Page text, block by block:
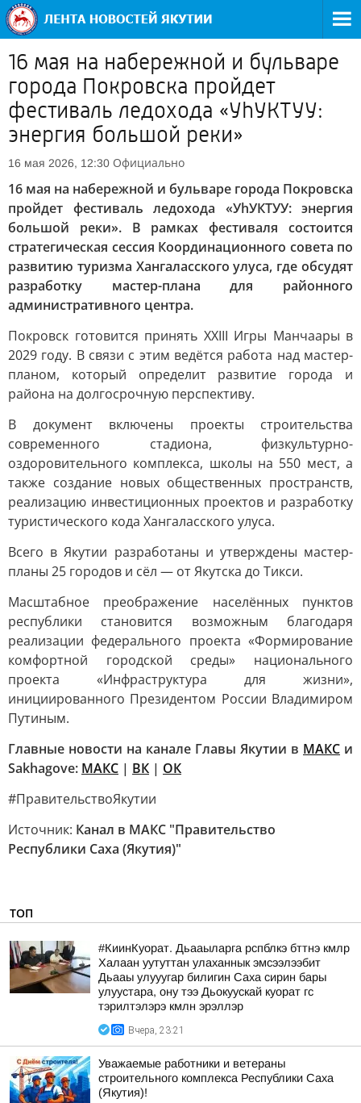
16 мая на набережной и бульваре
города Покровска пройдет
фестиваль ледохода «УhУКТУУ:
энергия большой реки»
16 мая 2026, 12:30 Официально
16 мая на набережной и бульваре города Покровска
пройдет фестиваль ледохода «УhУКТУУ: энергия
большой реки». В рамках фестиваля состоится
стратегическая сессия Координационного совета по
развитию туризма Хангаласского улуса, где обсудят
разработку мастер-плана для районного
административного центра.
Покровск готовится принять XXIII Игры Манчаары в
2029 году. В связи с этим ведётся работа над мастер-
планом, который определит развитие города и
района на долгосрочную перспективу.
В документ включены проекты строительства
современного стадиона, физкультурно-
оздоровительного комплекса, школы на 550 мест, а
также создание новых общественных пространств,
реализацию инвестиционных проектов и разработку
туристического кода Хангаласского улуса.
Всего в Якутии разработаны и утверждены мастер-
планы 25 городов и сёл — от Якутска до Тикси.
Масштабное преображение населённых пунктов
республики становится возможным благодаря
реализации федерального проекта «Формирование
комфортной городской среды» национального
проекта «Инфраструктура для жизни»,
инициированного Президентом России Владимиром
Путиным.
Главные новости на канале Главы Якутии в MAКС и
Sakhagove: MAКС | ВК | ОК
#ПравительствоЯкутии
Источник: Канал в МАКС "Правительство
Республики Саха (Якутия)"
ТОП
#КиинКуорат. Дьааыларга рспблкэ бттнэ кмлр
Халаан уутуттан улаханнык эмсээлээбит
Дьааы улууугар билигин Саха сирин бары
улуустара, ону тээ Дьокуускай куорат гс
тэрилтэлэрэ кмлн эрэллэр
Вчера, 23:21
Уважаемые работники и ветераны
строительного комплекса Республики Саха
(Якутия)!